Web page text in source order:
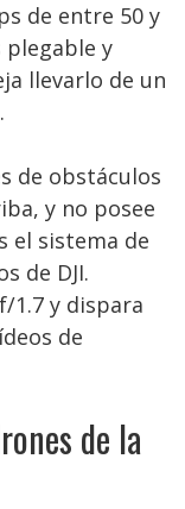
de entre 50 y
plegable y
llevarlo de un
de obstáculos
y no posee
el sistema de
de DJI.
1.7 y dispara
de
de la